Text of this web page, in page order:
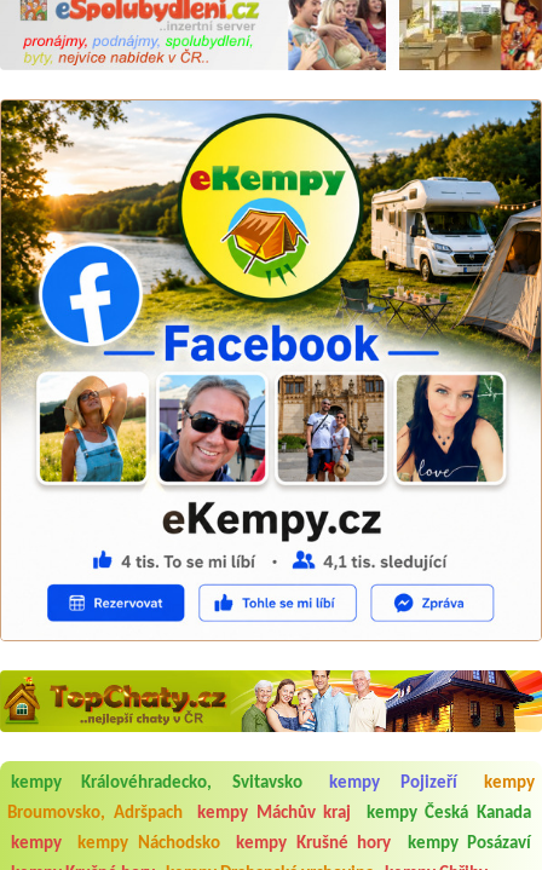
kempy Královéhradecko, Svitavsko kempy Pojizeří
kempy
Broumovsko, Adršpach
kempy Máchův kraj
kempy Česká Kanada
kempy
kempy Náchodsko kempy Krušné hory
kempy Posázaví
Aneta Melicharová***
Byli jsme zde v týdnu od 25.7. do 1.8. 2026. Kemp jako takový je pěkný.
V umývárně i na WC bylo vždy čisto, doplněný papír i utěrky, což při
množství návštěvníků není samozřejmost. V kempu je obchod a